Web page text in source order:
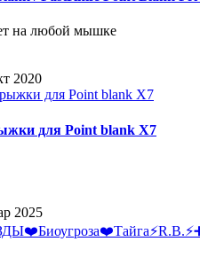
на любой мышке
2020
для Point blank Х7
2025